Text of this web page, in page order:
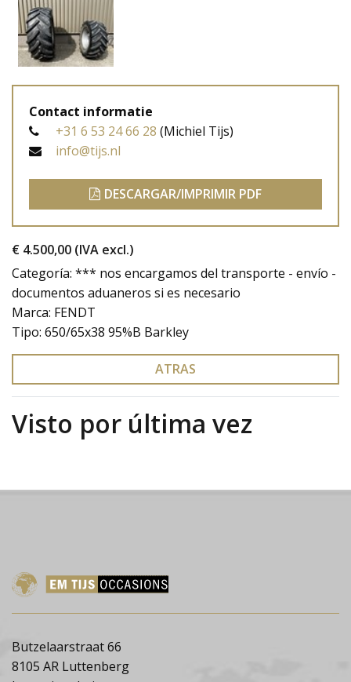
Contact informatie
+31 6 53 24 66 28 (Michiel Tijs)
info@tijs.nl
DESCARGAR/IMPRIMIR PDF
€ 4.500,00 (IVA excl.)
Categoría: *** nos encargamos del transporte - envío -
documentos aduaneros si es necesario
Marca: FENDT
Tipo: 650/65x38 95%B Barkley
ATRAS
Visto por última vez
Butzelaarstraat 66
8105 AR Luttenberg